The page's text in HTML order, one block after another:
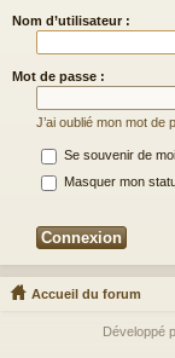
Nom d’utilisateur :
Mot de passe :
J’ai oublié mon mot de
Se souvenir de moi
Masquer mon
Accueil du forum
Développé